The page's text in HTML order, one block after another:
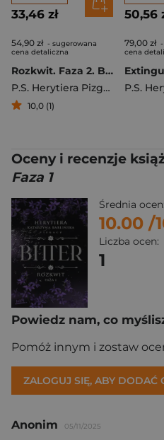
33,46 zł
54,90 zł - sugerowana
cena detaliczna
Rozkwit. Faza 2. Bitter
P.S. Herytiera Pizgacz
10,0 (1)
50,56
79,00 zł
cena
Oceny i recenzje
Faza 1
Średnia ocen:
10.00 /
Liczba ocen:
1
Powiedz nam, co
Pomóż innym i zostaw
ZALOGUJ SIĘ, ABY DODAĆ
Anonim 05/11/2025